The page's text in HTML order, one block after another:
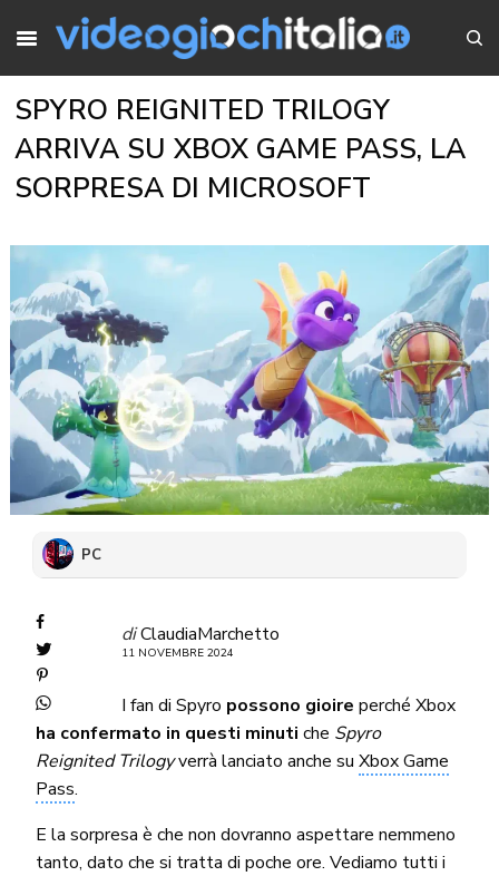
SPYRO REIGNITED TRILOGY
ARRIVA SU XBOX GAME PASS, LA
SORPRESA DI MICROSOFT
PC
diClaudiaMarchetto
11 NOVEMBRE 2024
I fan di Spyro possono gioire perché Xbox
ha confermato in questi minuti che Spyro
Reignited Trilogyverrà lanciato anche suXbox Game
Pass.
E la sorpresa è che non dovranno aspettare nemmeno
tanto, dato che si tratta di poche ore. Vediamo tutti i